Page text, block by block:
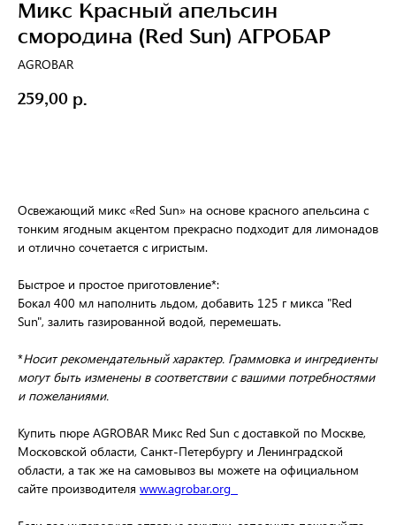
Микс Красный апельсин
смородина (Red Sun) АГРОБАР
AGROBAR
259,00 р.
Освежающий микс «Red Sun» на основе красного апельсина с
тонким ягодным акцентом прекрасно подходит для лимонадов
и отлично сочетается с игристым.
Быстрое и простое приготовление*:
Бокал 400 мл наполнить льдом, добавить 125 г микса "Red
Sun", залить газированной водой, перемешать.
*Носит рекомендательный характер. Граммовка и ингредиенты
могут быть изменены в соответствии с вашими потребностями
и пожеланиями.
Купить пюре AGROBAR Микс Red Sun с доставкой по Москве,
Московской области, Санкт-Петербургу и Ленинградской
области, а так же на самовывоз вы можете на официальном
сайте производителя www.agrobar.org